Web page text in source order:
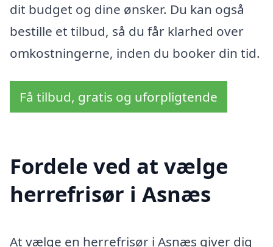
dit budget og dine ønsker. Du kan også
bestille et tilbud, så du får klarhed over
omkostningerne, inden du booker din tid.
Få tilbud, gratis og uforpligtende
Fordele ved at vælge
herrefrisør i Asnæs
At vælge en herrefrisør i Asnæs giver dig